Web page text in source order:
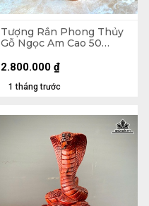
Tượng Rắn Phong Thủy
Gỗ Ngọc Am Cao 50
1 tháng trước
2.800.000 ₫